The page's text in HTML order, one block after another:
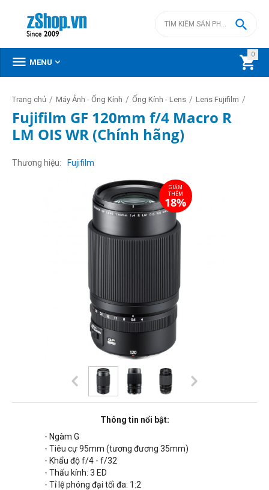
0


 MENU 
Trang chủ / Máy Ảnh - Ống Kính / Ống Kính - Lens / Lens Fujifilm /
Fujifilm GF 120mm f/4 Macro R
LM OIS WR (Chính hãng)
Thương hiệu Fujifilm
Thông tin nổi bật:
- Ngàm G
- Tiêu cự95mm (tương đương 35mm)
- Khẩu độ f/4- f/32
- Thấu kính: 3 ED
- Tỉ lệ phóng đại tối đa: 1:2